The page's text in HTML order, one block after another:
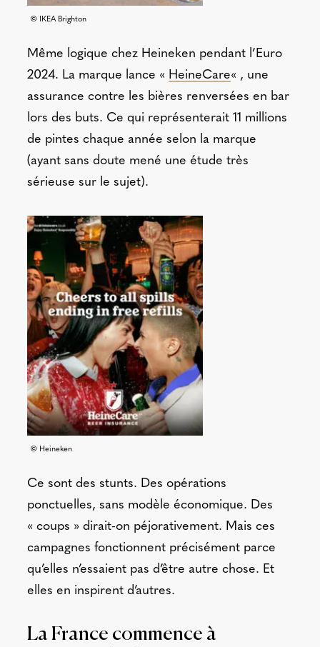
© IKEA Brighton
Même logique chez Heineken pendant l’Euro
2024. La marque lance « HeineCare« , une
assurance contre les bières renversées en bar
lors des buts. Ce qui représenterait 11 millions
de pintes chaque année selon la marque
(ayant sans doute mené une étude très
sérieuse sur le sujet).
© Heineken
Ce sont des stunts. Des opérations
ponctuelles, sans modèle économique. Des
« coups » dirait-on péjorativement. Mais ces
campagnes fonctionnent précisément parce
qu’elles n’essaient pas d’être autre chose. Et
elles en inspirent d’autres.
La France commence à